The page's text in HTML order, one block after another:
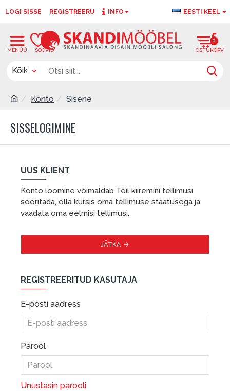
LOGI SISSE REGISTREERU INFO EESTI KEEL
0
Kõik
Konto Sisene
SISSELOGIMINE
UUS KLIENT
Konto loomine võimaldab Teil kiiremini tellimusi
sooritada, olla kursis oma tellimuse staatusega ja
vaadata oma eelmisi tellimusi.
JÄTKA
REGISTREERITUD KASUTAJA
E-posti aadress
Parool
Unustasin parooli